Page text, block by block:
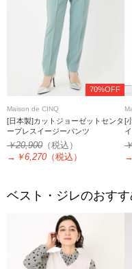
70%OFF
Maison de CINQ
[日本製]カットジョーゼットセンタ
ープレスイージーパンツ
￥20,900 （税込）
→ ￥6,270 （税込）
[
→
ベスト・ジレのおすす